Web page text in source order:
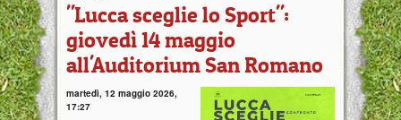
"Lucca sceglie lo Sport":
giovedì 14 maggio
all'Auditorium San Romano
martedì, 12 maggio 2026,
17:27